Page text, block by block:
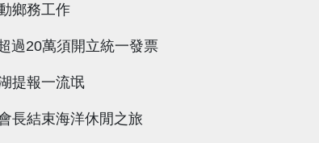
鄉務工作
過20萬須開立統一發票
提報一流氓
長結束海洋休閒之旅